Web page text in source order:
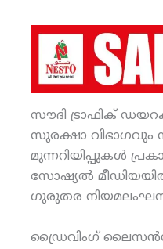
സൗദി ട്രാഫിക്
സുരക്ഷാ
മുന്നറിയിപ്പുകള്‍
സോഷ്യല്‍
ഗുരുതര
ഡ്രൈവിംഗ്